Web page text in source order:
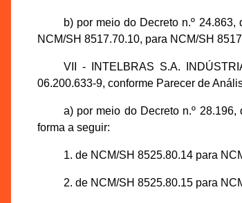
b) por meio do Decreto n.º
NCM/SH 8517.70.10, para NCM/SH
VII - INTELBRAS S.A.
06.200.633-9, conforme Parecer de
a) por meio do Decreto n.º
forma a seguir:
1. de NCM/SH 8525.80.14 para
2. de NCM/SH 8525.80.15 para